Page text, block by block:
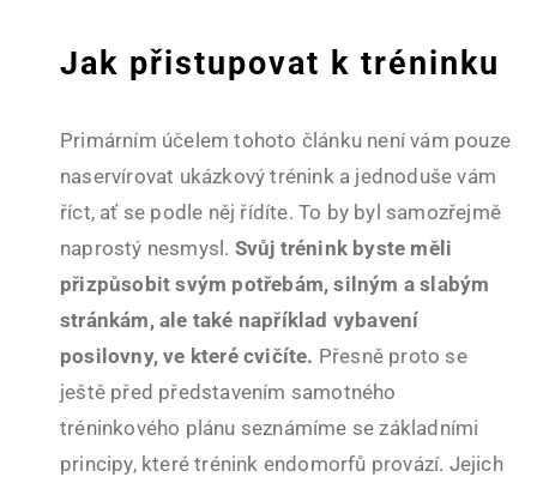
Jak přistupovat k tréninku
Primárním účelem tohoto článku není vám pouze
naservírovat ukázkový trénink a jednoduše vám
říct, ať se podle něj řídíte. To by byl samozřejmě
naprostý nesmysl. Svůj trénink byste měli
přizpůsobit svým potřebám, silným a slabým
stránkám, ale také například vybavení
posilovny, ve které cvičíte. Přesně proto se
ještě před představením samotného
tréninkového plánu seznámíme se základními
principy, které trénink endomorfů provází. Jejich